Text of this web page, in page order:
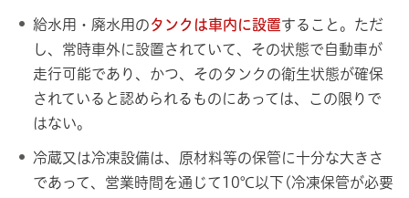
給水用・廃水用のタンクは車内に設置すること。ただ
し、常時車外に設置されていて、その状態で自動車が
走行可能であり、かつ、そのタンクの衛生状態が確保
されていると認められるものにあっては、この限りで
はない。
冷蔵又は冷凍設備は、原材料等の保管に十分な大きさ
であって、営業時間を通じて10℃以下(冷凍保管が必要